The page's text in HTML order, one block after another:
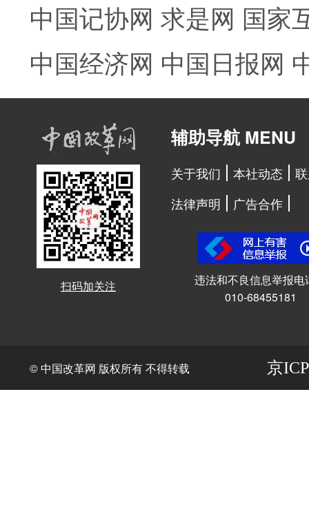
中国记协网 求是网 国家
中国经济网 中国日报网
扫码加关注
辅助导航 MENU
关于我们 本社动态
法律声明
广告合作
违法和不良信息举报电
010-68455181
© 中国改革网 版权所有 不得转载 京